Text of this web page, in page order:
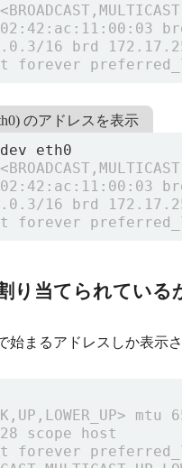
のアドレスを表示
り当てられている
始まるアドレスしか表示